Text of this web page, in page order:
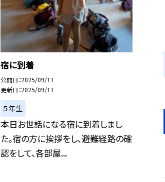
宿に到着
公開日 2025/09/11
更新日 2025/09/11
５年生
本日お世話になる宿に到着しまし
た。宿の方に挨拶をし、避難経路の確
認をして、各部屋...